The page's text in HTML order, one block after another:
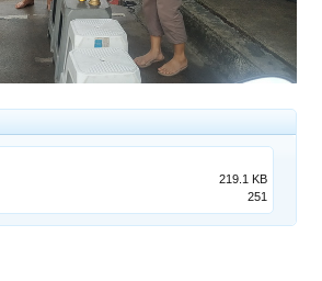
219.1 KB
251